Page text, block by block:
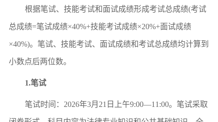
根据笔试、技能考试和面试成绩形成考试总成绩(考试
总成绩=笔试成绩×40%+技能考试成绩×20%+面试成绩
×40%)。笔试、技能考试、面试成绩和考试总成绩均计算到
小数点后两位数。
1.笔试
笔试时间： 2026年3月21日上午9:00—11:00。笔试采取